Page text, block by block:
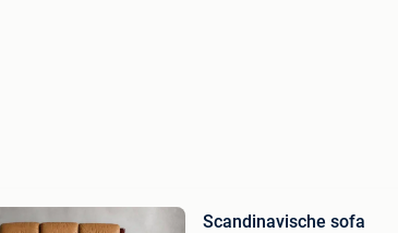
Scandinavische sofa